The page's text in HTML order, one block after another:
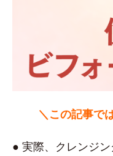
＼この記事で
● 実際、クレンジ